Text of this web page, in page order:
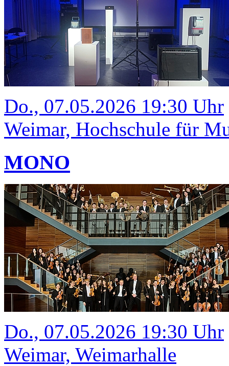
Do., 07.05.2026 19:30 Uhr
Weimar, Hochschule für
MONO
Do., 07.05.2026 19:30 Uhr
Weimar, Weimarhalle